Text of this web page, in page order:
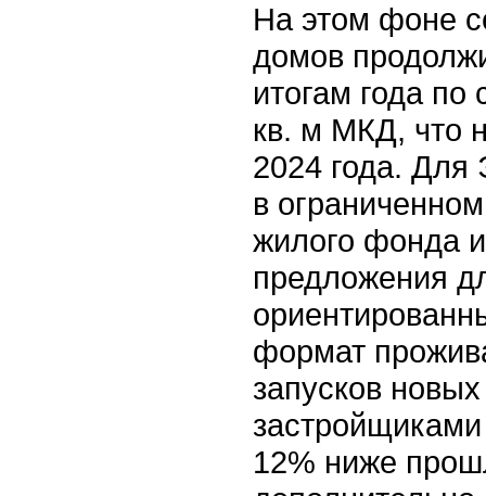
На этом фоне
домов
итогам года
кв. м МКД, что
2024 года. Для
в
жилого фонда
предложения
формат
запусков
12% ниже